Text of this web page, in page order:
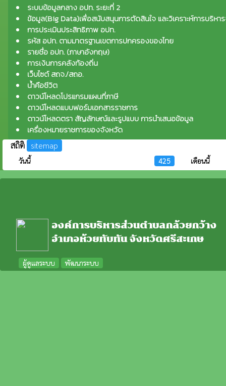
ระบบข้อมูลกลาง อปท. ระยะที่ 2
ข้อมูล(Big Data)เพื่อสนับสนุนการตัดสินใจ และวิเคราะห์การบริห
การประเมินประสิทธิภาพ อปท.
รหัส อปท. ตามมาตรฐานเขตการปกครองของไทย
รายชื่อ อปท. (ภาษาอังกฤษ)
การเงินการคลังท้องถิ่น
เว็บไซต์ สถจ./สถอ.
น้ำคือชีวิต
ดาวน์โหลดโปรแกรมแผนที่ภาษี
ดาวน์โหลดแบบฟอร์มเอกสารราชการ
ดาวน์โหลดตรา สัญลักษณ์และรูปแบบ การนำเสนอข้อมูล
เครื่องหมายราชการของจังหวัด
สถิติ sitemap
วันนี้ 425 เดือนนี้
องค์การบริหารส่วนตำบลกล้วยกว้าง
อำเภอห้วยทับทัน จังหวัดศรีสะเกษ
ผู้ดูแลระบบ พัฒนาระบบ